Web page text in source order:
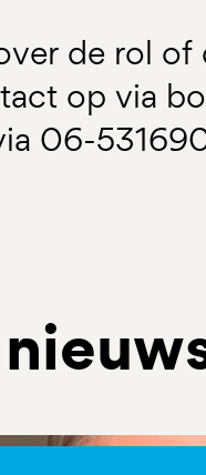
de rol
op via
06-